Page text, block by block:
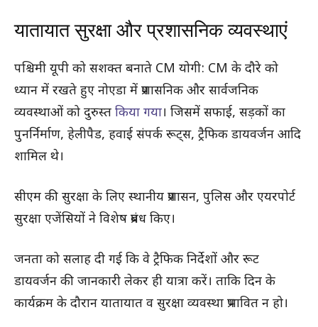
यातायात सुरक्षा और प्रशासनिक व्यवस्थाएं
पश्चिमी यूपी को सशक्त बनाते CM योगी: CM के दौरे को
ध्यान में रखते हुए नोएडा में प्रशासनिक और सार्वजनिक
व्यवस्थाओं को दुरुस्त किया गया। जिसमें सफाई, सड़कों का
पुनर्निर्माण, हेलीपैड, हवाई संपर्क रूट्स, ट्रैफिक डायवर्जन आदि
शामिल थे।
सीएम की सुरक्षा के लिए स्थानीय प्रशासन, पुलिस और एयरपोर्ट
सुरक्षा एजेंसियों ने विशेष प्रबंध किए।
जनता को सलाह दी गई कि वे ट्रैफिक निर्देशों और रूट
डायवर्जन की जानकारी लेकर ही यात्रा करें। ताकि दिन के
कार्यक्रम के दौरान यातायात व सुरक्षा व्यवस्था प्रभावित न हो।